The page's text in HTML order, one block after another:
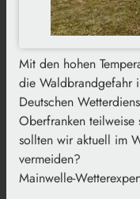
Mit den hohen
die Waldbrandgefahr
Deutschen
Oberfranken
sollten wir aktuell im
vermeiden?
Mainwelle-